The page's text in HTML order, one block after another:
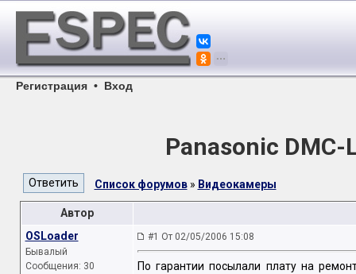
Регистрация • Вход
Panasonic DMC-
Список форумов» Видеокамеры
Автор
OSLoader
Бывалый
Сообщения: 30
#1 От 02/05/2006 15:08
По гарантии посылали плату на